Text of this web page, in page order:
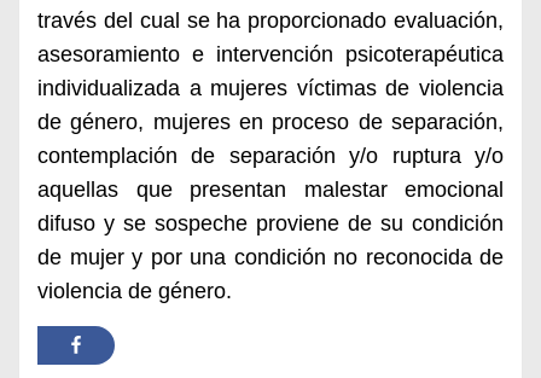
través del cual se ha proporcionado evaluación,
asesoramiento e intervención psicoterapéutica
individualizada a mujeres víctimas de violencia
de género, mujeres en proceso de separación,
contemplación de separación y/o ruptura y/o
aquellas que presentan malestar emocional
difuso y se sospeche proviene de su condición
de mujer y por una condición no reconocida de
violencia de género.